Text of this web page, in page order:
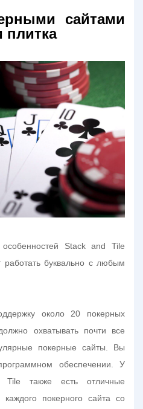
сайтами
плитка
Stack and Tile
работать буквально с любым
около 20 покерных
охватывать почти все
покерные сайты. Вы
обеспечении. У
Tile также есть отличные
каждого покерного сайта со